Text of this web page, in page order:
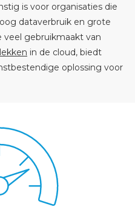
is voor organisaties die
dataverbruik en grote
veel gebruikmaakt van
in de cloud, biedt
oplossing voor